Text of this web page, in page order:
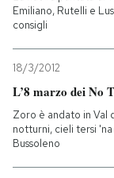
Emiliano, Rutelli e
consigli
18/3/2012
L’8 marzo dei No
Zoro è andato in Val
notturni, cieli tersi
Bussoleno